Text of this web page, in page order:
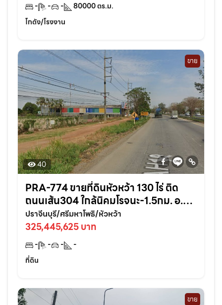
- - - 80000ตร.ม.
โกดัง/โรงงาน
ขาย
40
PRA-774 ขายที่ดินหัวหว้า 130 ไร่ ติด
ถนนเส้น304 ใกล้นิคมโรจนะ-1.5กม. อ.ศรี
มหาโพธิ ปราจีนบุรี
ปราจีนบุรี/ศรีมหาโพธิ/หัวหว้า
325,445,625 บาท
- - -
-
ที่ดิน
ขาย